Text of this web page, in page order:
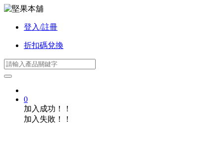
登入/註冊
折扣碼兌換
0
加入成功！！
加入失敗！！